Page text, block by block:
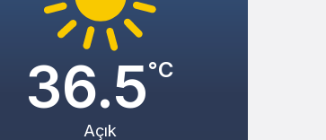
36.5°C
Açık